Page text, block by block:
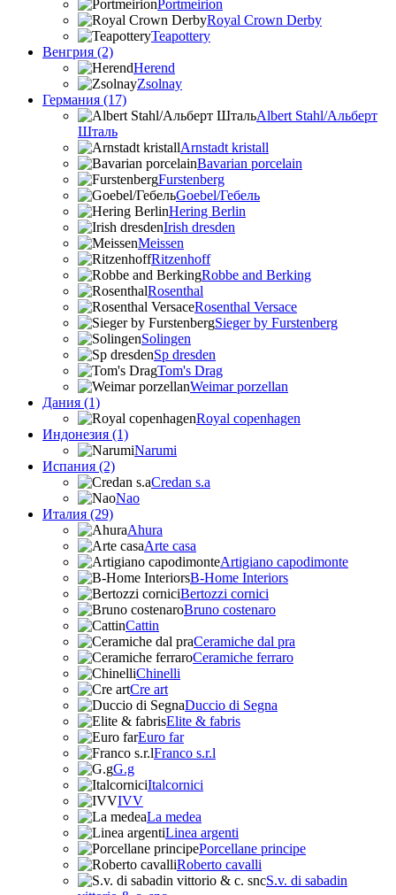
Portmeirion
Royal Crown Derby
Teapottery
Венгрия (2)
Herend
Zsolnay
Германия (17)
Albert Stahl/Альбеpт
Шталь
Arnstadt kristall
Bavarian porcelain
Furstenberg
Goebel/Гебель
Hering Berlin
Irish dresden
Meissen
Ritzenhoff
Robbe and Berking
Rosenthal
Rosenthal Versace
Sieger by Furstenberg
Solingen
Sp dresden
Tom's Drag
Weimar porzellan
Дания (1)
Royal copenhagen
Индонезия (1)
Narumi
Испания (2)
Credan s.a
Nao
Италия (29)
Ahura
Arte casa
Artigiano capodimonte
B-Home Interiors
Bertozzi cornici
Bruno costenaro
Cattin
Ceramiche dal pra
Ceramiche ferraro
Chinelli
Cre art
Duccio di Segna
Elite & fabris
Euro far
Franco s.r.l
G.g
Italcornici
IVV
La medea
Linea argenti
Porcellane principe
Roberto cavalli
S.v. di sabadin